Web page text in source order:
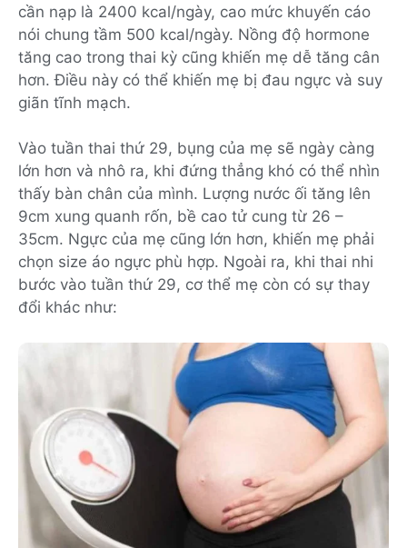
cần nạp là 2400 kcal/ngày, cao mức khuyến cáo
nói chung tầm 500 kcal/ngày. Nồng độ hormone
tăng cao trong thai kỳ cũng khiến mẹ dễ tăng cân
hơn. Điều này có thể khiến mẹ bị đau ngực và suy
giãn tĩnh mạch.
Vào tuần thai thứ 29, bụng của mẹ sẽ ngày càng
lớn hơn và nhô ra, khi đứng thẳng khó có thể nhìn
thấy bàn chân của mình. Lượng nước ối tăng lên
9cm xung quanh rốn, bề cao tử cung từ 26 –
35cm. Ngực của mẹ cũng lớn hơn, khiến mẹ phải
chọn size áo ngực phù hợp. Ngoài ra, khi thai nhi
bước vào tuần thứ 29, cơ thể mẹ còn có sự thay
đổi khác như: